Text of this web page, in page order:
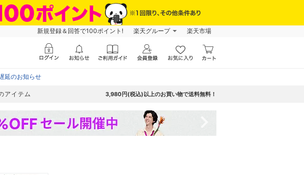
新規登録＆回答で100ポイント! 楽天グループ 楽天市場
延のお知らせ
アイテム 3,980円(税込)以上のお買い物で送料無料！